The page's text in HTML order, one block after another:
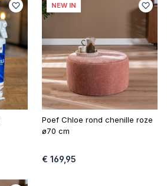
NEW IN
Poef Chloe rond chenille roze
ø70 cm
€ 169,95